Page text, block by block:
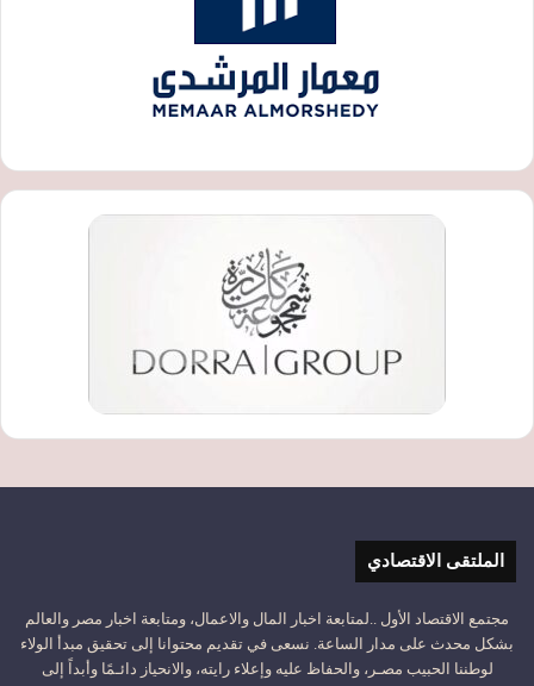
الملتقى الاقتصادي
مجتمع الاقتصاد الأول ..لمتابعة اخبار المال والاعمال، ومتابعة اخبار مصر والعالم
بشكل محدث على مدار الساعة. نسعى في تقديم محتوانا إلى تحقيق مبدأ الولاء
لوطننا الحبيب مصـر، والحفاظ عليه وإعلاء رايته، والانحياز دائـمًا وأبداً إلى